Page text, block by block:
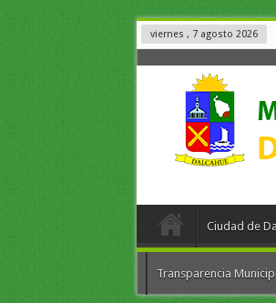
viernes , 7 agosto 2026
Ciudad de
Transparencia